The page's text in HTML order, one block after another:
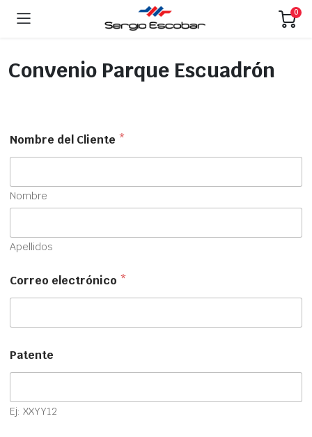
0
Convenio Parque Escuadrón
Nombre del Cliente *
Nombre
Apellidos
Correo electrónico *
Patente
Ej: XXYY12